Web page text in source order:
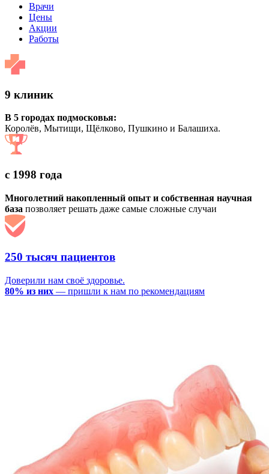
Врачи
Цены
Акции
Работы
9 клиник
В 5 городах подмосковья:
Королёв, Мытищи, Щёлково, Пушкино и Балашиха.
с 1998 года
Многолетний накопленный опыт и собственная научная
база позволяет решать даже самые сложные случаи
250 тысяч пациентов
Доверили нам своё здоровье.
80% из них — пришли к нам по рекомендациям